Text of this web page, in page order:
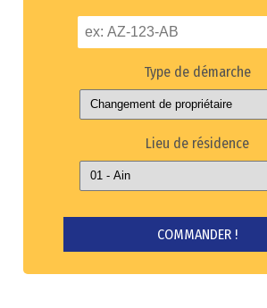
Type de démarche
Lieu de résidence